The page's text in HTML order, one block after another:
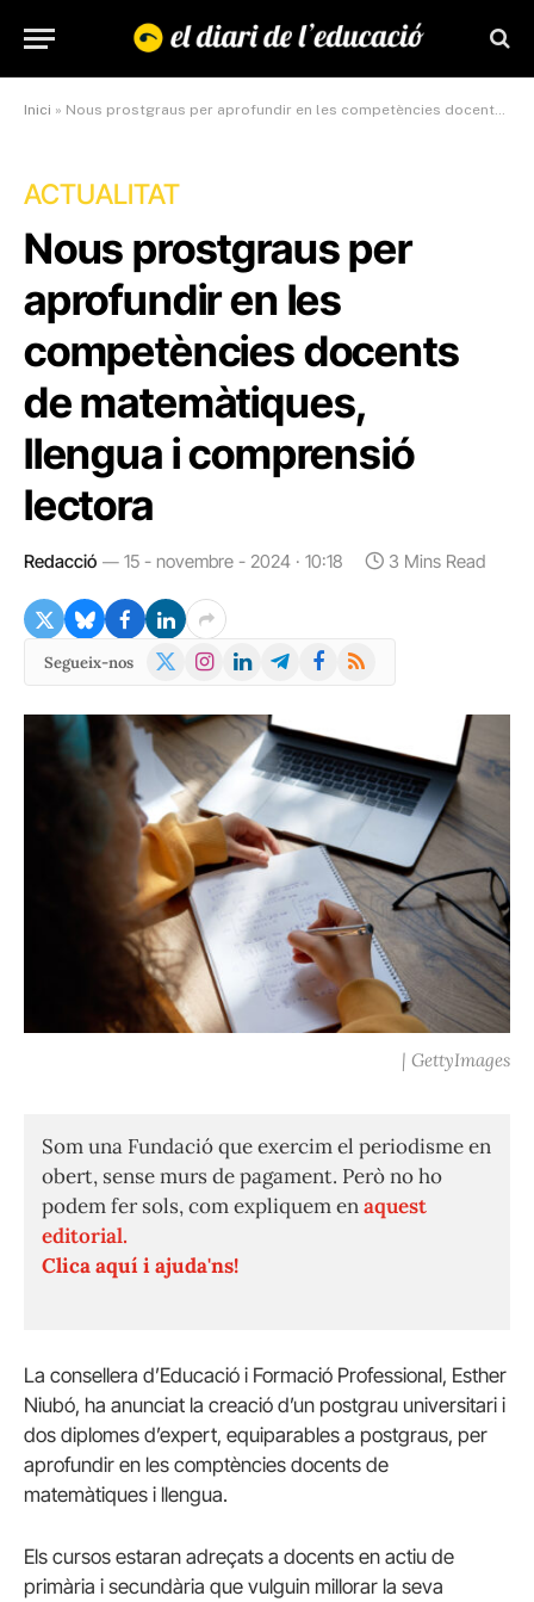
Inici » Nous prostgraus per aprofundir en les competències docents de matemàtiques, llengua i comprensió lectora
ACTUALITAT
Nous prostgraus per
aprofundir en les
competències docents
de matemàtiques,
llengua i comprensió
lectora
Redacció 15 - novembre - 2024 · 10:18 3 Mins Read
Segueix-nos
X
Instagram
LinkedInTelegramFacebook
RSS
| GettyImages
Som una Fundació que exercim el periodisme en
obert, sense murs de pagament. Però no ho
podem fer sols, com expliquem enaquest
editorial.
Clica aquí i ajuda'ns!
La consellera d’Educació i Formació Professional, Esther
Niubó, ha anunciat la creació d’un postgrau universitari i
dos diplomes d’expert, equiparables a postgraus, per
aprofundir en les comptències docents de
matemàtiques i llengua.
Els cursos estaran adreçats a docents en actiu de
primària i secundària que vulguin millorar la seva